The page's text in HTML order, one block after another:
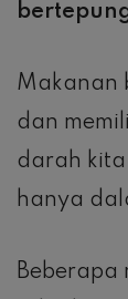
Makanan
dan
darah
hanya
Beberapa